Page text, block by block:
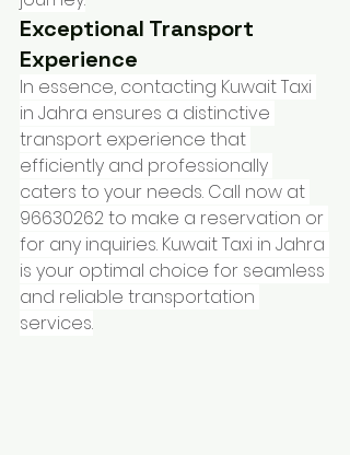
Exceptional Transport
Experience
In essence, contacting Kuwait Taxi
in Jahra ensures a distinctive
transport experience that
efficiently and professionally
caters to your needs. Call now at
96630262 to make a reservation or
for any inquiries. Kuwait Taxi in Jahra
is your optimal choice for seamless
and reliable transportation
services.